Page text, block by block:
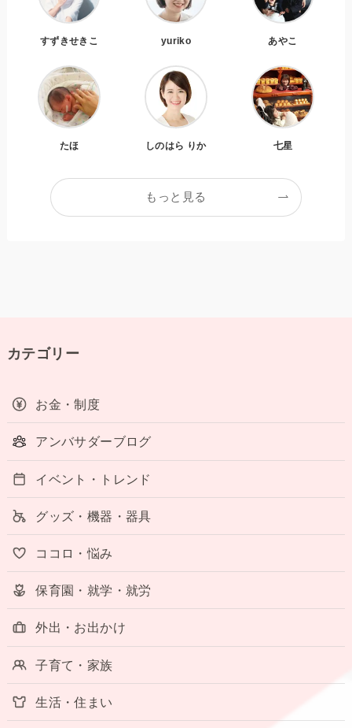
すずきせきこ yuriko あやこ
たほ しのはら りか 七星
もっと見る
カテゴリー
お金・制度
アンバサダーブログ
イベント・トレンド
グッズ・機器・器具
ココロ・悩み
保育園・就学・就労
外出・お出かけ
子育て・家族
生活・住まい